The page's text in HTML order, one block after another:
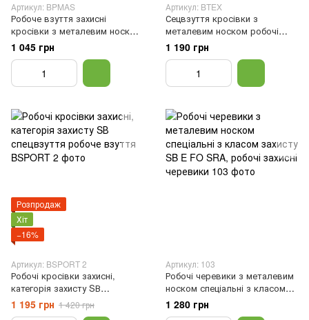
Артикул: BPMAS
Робоче взуття захисні
кросівки з металевим носком
протиковзкі, захисне робоче
взуття, 40
1 045 грн
Артикул: BTEX
Сецвзуття кросівки з
металевим носком робочі
захисні, з вентиляцією, спец
взуття, 41
1 190 грн
Розпродаж
Хіт
−16%
Артикул: BSPORT 2
Робочі кросівки захисні,
категорія захисту SВ
спецвзуття робоче взуття, 41
1 195 грн 1 420 грн
Артикул: 103
Робочі черевики з металевим
носком спеціальні з класом
захисту SB E FO SRA, робочі
захисні черевики, Чорний, 41
1 280 грн